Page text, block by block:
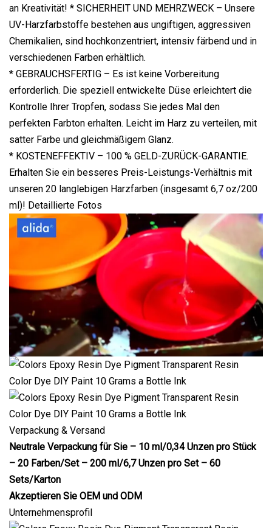
an Kreativität! * SICHERHEIT UND MEHRZWECK – Unsere
UV-Harzfarbstoffe bestehen aus ungiftigen, aggressiven
Chemikalien, sind hochkonzentriert, intensiv färbend und in
verschiedenen Farben erhältlich.
* GEBRAUCHSFERTIG – Es ist keine Vorbereitung
erforderlich. Die speziell entwickelte Düse erleichtert die
Kontrolle Ihrer Tropfen, sodass Sie jedes Mal den
perfekten Farbton erhalten. Leicht im Harz zu verteilen, mit
satter Farbe und gleichmäßigem Glanz.
* KOSTENEFFEKTIV – 100 % GELD-ZURÜCK-GARANTIE.
Erhalten Sie ein besseres Preis-Leistungs-Verhältnis mit
unseren 20 langlebigen Harzfarben (insgesamt 6,7 oz/200
ml)! Detaillierte Fotos
Verpackung & Versand
Neutrale Verpackung für Sie – 10 ml/0,34 Unzen pro Stück
– 20 Farben/Set – 200 ml/6,7 Unzen pro Set – 60
Sets/Karton
Akzeptieren Sie OEM und ODM
Unternehmensprofil